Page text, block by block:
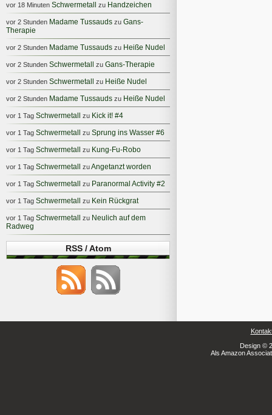
vor 18 Minuten Schwermetall zu Handzeichen
vor 2 Stunden Madame Tussauds zu Gans-
Therapie
vor 2 Stunden Madame Tussauds zu Heiße Nudel
vor 2 Stunden Schwermetall zu Gans-Therapie
vor 2 Stunden Schwermetall zu Heiße Nudel
vor 2 Stunden Madame Tussauds zu Heiße Nudel
vor 1 Tag Schwermetall zu Kick it! #4
vor 1 Tag Schwermetall zu Sprung ins Wasser #6
vor 1 Tag Schwermetall zu Kung-Fu-Robo
vor 1 Tag Schwermetall zuAngetanzt worden
vor 1 Tag Schwermetall zu Paranormal Activity #2
vor 1 Tag Schwermetall zu Kein Rückgrat
vor 1 Tag Schwermetall zu Neulich auf dem
Radweg
RSS / Atom
Design ©
Als Amazon